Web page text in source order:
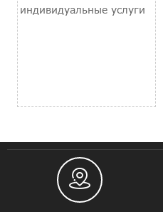
индивидуальные услуги
